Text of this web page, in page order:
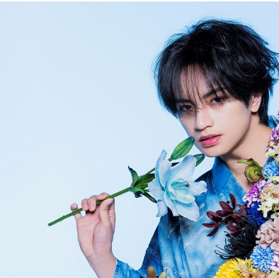
で勢いがあるアイドルグループ「アンジュルム」が
この番組をラジ
『Music Insurance～音楽は心の保
さんが登場！ 「ワイヤレスヘッドフォン」や
スも。
ってくるので」
まで4ヶ月という診断のもと、ファームで最初に投
とでしょうか？
ーナーさんのおかげでうまくいったと思います」
にいったということですね。
にいくのも難しくて、リハビリをしていく上でエラ
で、本当にトレーナーさんのおかげでうまくやって
自主トレをともにした後輩である篠原響投手の活躍
がすごくて、僕も追いつけるように頑張ります」